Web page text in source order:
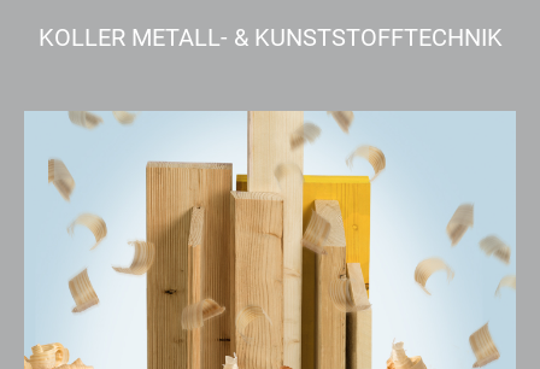
KOLLER METALL- & KUNSTSTOFFTECHNIK